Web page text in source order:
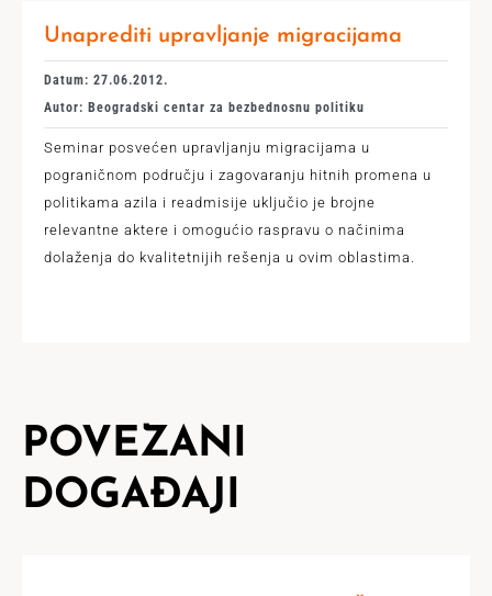
Unaprediti upravljanje migracijama
Datum: 27.06.2012.
Autor: Beogradski centar za bezbednosnu politiku
Seminar posvećen upravljanju migracijama u
pograničnom području i zagovaranju hitnih promena u
politikama azila i readmisije uključio je brojne
relevantne aktere i omogućio raspravu o načinima
dolaženja do kvalitetnijih rešenja u ovim oblastima.
POVEZANI
DOGAĐAJI